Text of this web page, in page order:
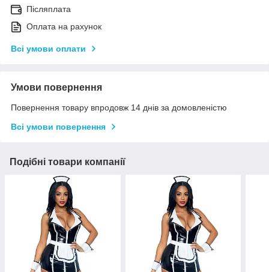
Післяплата
Оплата на рахунок
Всі умови оплати
Умови повернення
Повернення товару впродовж 14 днів за домовленістю
Всі умови повернення
Подібні товари компанії